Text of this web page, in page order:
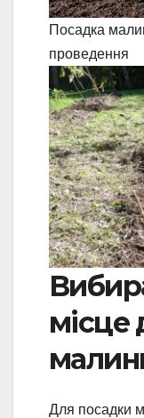
Посадка
проведення
місце
Для посадки